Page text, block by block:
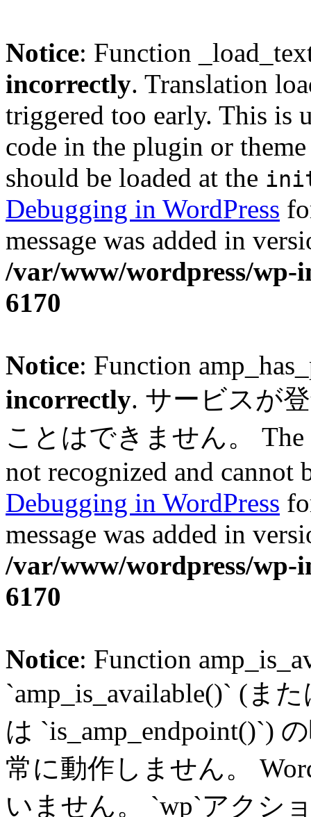
Notice: Function
incorrectly. Translation
triggered too early. This is
code in the plugin or
should be loaded at the
Debugging in WordPress
message was added in
/var/www/wordpress/wp-
6170
Notice: Function
incorrectly. サービスが
ことはできません。 The
not recognized and cannot
Debugging in WordPress
message was added in
/var/www/wordpress/wp-
6170
Notice: Function
`amp_is_available()` (ま
は `is_amp_endpoint()`)
常に動作しません。
いません。 `wp`アクシ